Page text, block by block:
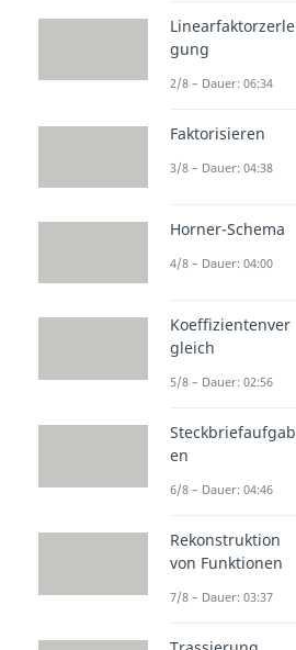
Linearfaktorzerle
gung
2/8 – Dauer: 06:34
Faktorisieren
3/8 – Dauer: 04:38
Horner-Schema
4/8 – Dauer: 04:00
Koeffizientenver
gleich
5/8 – Dauer: 02:56
Steckbriefaufgab
en
6/8 – Dauer: 04:46
Rekonstruktion
von Funktionen
7/8 – Dauer: 03:37